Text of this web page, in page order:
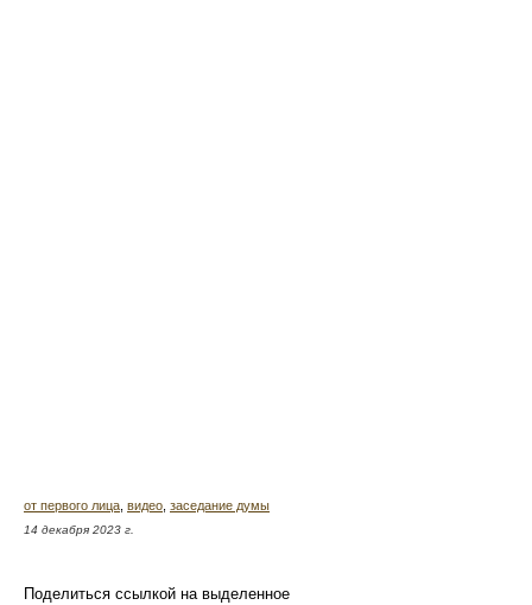
от первого лица видео заседание думы
14 декабря 2023 г.
Поделиться ссылкой на выделенное